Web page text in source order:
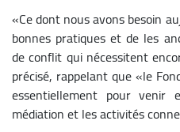
«Ce dont nous avons besoin
bonnes pratiques et de les
de conflit qui nécessitent
précisé, rappelant que «le
essentiellement pour venir
médiation et les activités